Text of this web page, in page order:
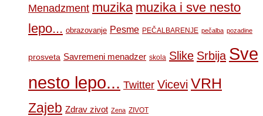
Menadzment muzika muzika i sve nesto
lepo... obrazovanje Pesme PEČALBARENJE pečalba pozadine
prosveta Savremeni menadzer skola Slike Srbija Sve
nesto lepo... Twitter Vicevi VRH
Zajeb Zdrav zivot Zena ZIVOT